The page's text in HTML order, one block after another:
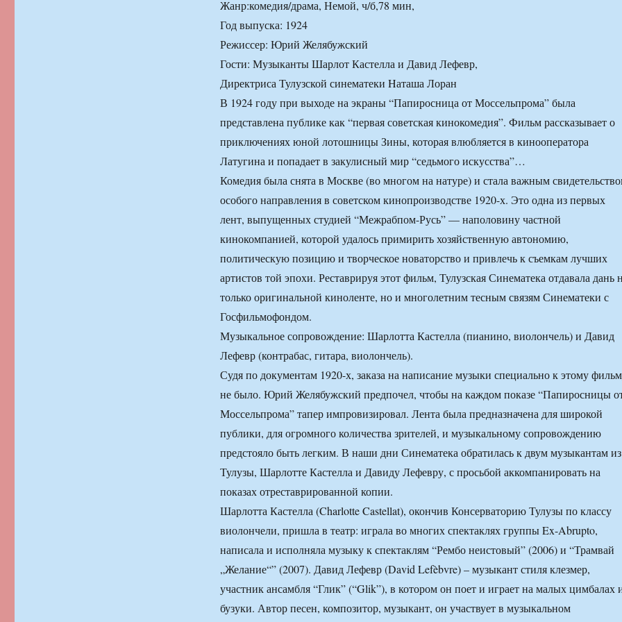
Жанр:комедия/драма, Немой, ч/б,78 мин,
Год выпуска: 1924
Режиссер: Юрий Желябужский
Гости: Музыканты Шарлот Кастелла и Давид Лефевр,
Директриса Тулузской синематеки Hаташа Лоран
В 1924 году при выходе на экраны “Папиросница от Моссельпрома” была
представлена публике как “первая советская кинокомедия”. Фильм рассказывает о
приключениях юной лотошницы Зины, которая влюбляется в кинооператора
Латугина и попадает в закулисный мир “седьмого искусства”…
Комедия была снята в Москве (во многом на натуре) и стала важным
особого направления в советском кинопроизводстве 1920-х. Это одна из первых
лент, выпущенных студией “Межрабпом-Русь” — наполовину частной
кинокомпанией, которой удалось примирить хозяйственную автономию,
политическую позицию и творческое новаторство и привлечь к съемкам лучших
артистов той эпохи. Реставрируя этот фильм, Тулузская Синематека отдавала дань
только оригинальной киноленте, но и многолетним тесным связям Синематеки с
Госфильмофондом.
Музыкальное сопровождение: Шарлотта Кастелла (пианино, виолончель) и Давид
Лефевр (контрабас, гитара, виолончель).
Судя по документам 1920-х, заказа на написание музыки специально к этому
не было. Юрий Желябужский предпочел, чтобы на каждом показе “Папиросницы
Моссельпрома” тапер импровизировал. Лента была предназначена для широкой
публики, для огромного количества зрителей, и музыкальному сопровождению
предстояло быть легким. В наши дни Синематека обратилась к двум музыкантам из
Тулузы, Шарлотте Кастелла и Давиду Лефевру, с просьбой аккомпанировать на
показах отреставрированной копии.
Шарлотта Кастелла (Charlotte Castellat), окончив Консерваторию Тулузы по классу
виолончели, пришла в театр: играла во многих спектаклях группы Ex-Abrupto,
написала и исполняла музыку к спектаклям “Рембо неистовый” (2006) и “Трамвай
„Желание“” (2007). Давид Лефевр (David Lefèbvre) – музыкант стиля клезмер,
участник ансамбля “Глик” (“Glik”), в котором он поет и играет на малых цимбалах
бузуки. Автор песен, композитор, музыкант, он участвует в музыкальном